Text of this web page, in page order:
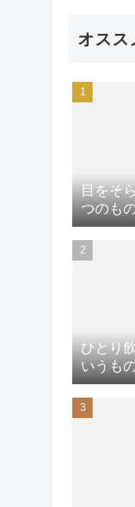
オス
目をそ
つのも
ひとり
いうも